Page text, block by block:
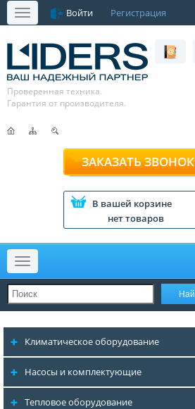
Меню Войти Регистрация
Проверенная техника.
Гарантия от производителя.
ЗАКАЗАТЬ ЗВОНОК
В вашей корзине
нет товаров
Меню
Климатическое оборудование
Насосы и комплектующие
Тепловое оборудование